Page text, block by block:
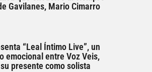
Gavilanes, Mario Cimarro
“Leal Íntimo Live”, un
emocional entre Voz Veis,
presente como solista